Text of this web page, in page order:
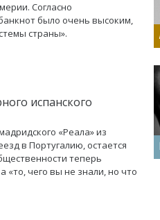
Согласно
было очень высоким,
страны».
испанского
«Реала» из
в Португалию, остается
теперь
«то, чего вы не знали, но что